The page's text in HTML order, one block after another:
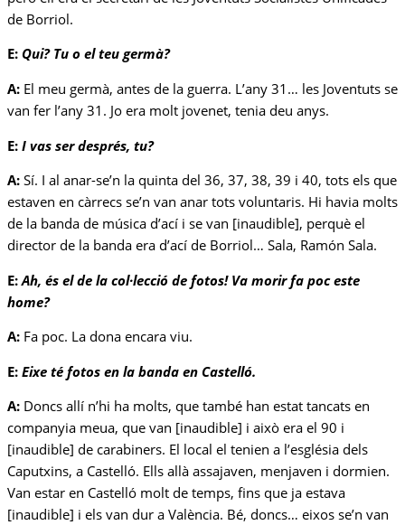
de Borriol.
E: Qui? Tu o el teu germà?
A: El meu germà, antes de la guerra. L’any 31… les Joventuts se
van fer l’any 31. Jo era molt jovenet, tenia deu anys.
E: I vas ser després, tu?
A: Sí. I al anar-se’n la quinta del 36, 37, 38, 39 i 40, tots els que
estaven en càrrecs se’n van anar tots voluntaris. Hi havia molts
de la banda de música d’ací i se van [inaudible], perquè el
director de la banda era d’ací de Borriol… Sala, Ramón Sala.
E: Ah, és el de la col·lecció de fotos! Va morir fa poc este
home?
A: Fa poc. La dona encara viu.
E: Eixe té fotos en la banda en Castelló.
A: Doncs allí n’hi ha molts, que també han estat tancats en
companyia meua, que van [inaudible] i això era el 90 i
[inaudible] de carabiners. El local el tenien a l’església dels
Caputxins, a Castelló. Ells allà assajaven, menjaven i dormien.
Van estar en Castelló molt de temps, fins que ja estava
[inaudible] i els van dur a València. Bé, doncs… eixos se’n van